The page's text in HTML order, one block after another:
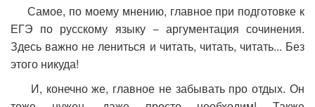
Самое, по моему мнению, главное при подготовке к
ЕГЭ по русскому языку − аргументация сочинения.
Здесь важно не лениться и читать, читать, читать... Без
этого никуда!
И, конечно же, главное не забывать про отдых. Он